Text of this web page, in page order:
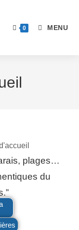
0 MENU
plages…
du